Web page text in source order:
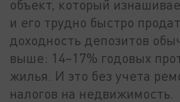
объект, который
и его трудно быстро
доходность депозитов
выше: 14–17% годовых
жилья. И это без учета
налогов на недвижимость.